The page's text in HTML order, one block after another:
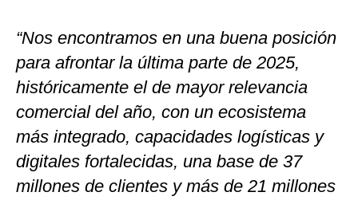
“Nos encontramos en una buena posición
para afrontar la última parte de 2025,
históricamente el de mayor relevancia
comercial del año, con un ecosistema
más integrado, capacidades logísticas y
digitales fortalecidas, una base de 37
millones de clientes y más de 21 millones